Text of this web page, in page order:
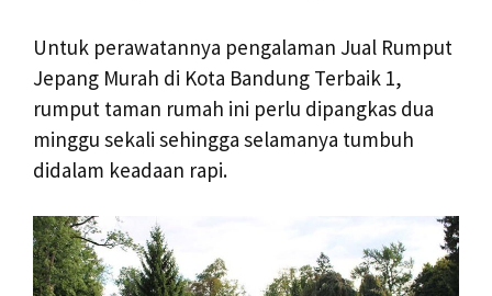
Untuk perawatannya pengalaman Jual Rumput
Jepang Murah di Kota Bandung Terbaik 1,
rumput taman rumah ini perlu dipangkas dua
minggu sekali sehingga selamanya tumbuh
didalam keadaan rapi.